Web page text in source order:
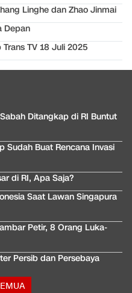
Linghe dan Zhao Jinmai
Depan
TV 18 Juli 2025
Ditangkap di RI Buntut
Sudah Buat Rencana Invasi
di RI, Apa Saja?
Saat Lawan Singapura
Petir, 8 Orang Luka-
Persib dan Persebaya